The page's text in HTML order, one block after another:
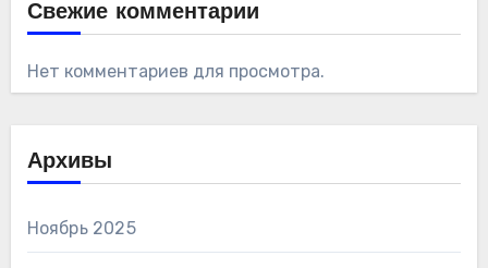
Свежие комментарии
Нет комментариев для просмотра.
Архивы
Ноябрь 2025